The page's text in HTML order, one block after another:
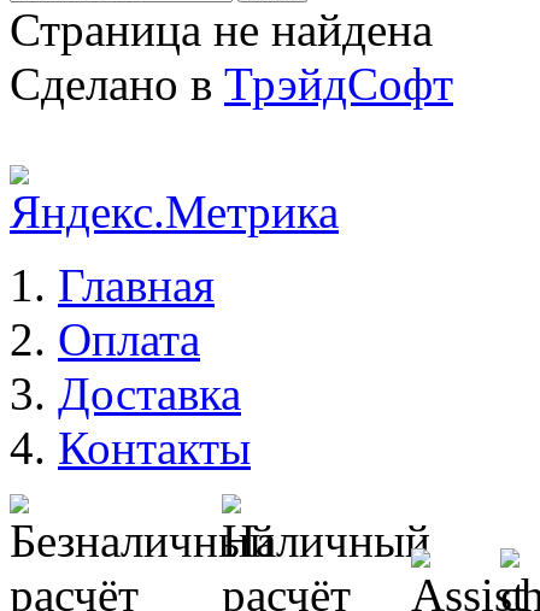
Страница не найдена
Сделано в ТрэйдСофт
Главная
Оплата
Доставка
Контакты